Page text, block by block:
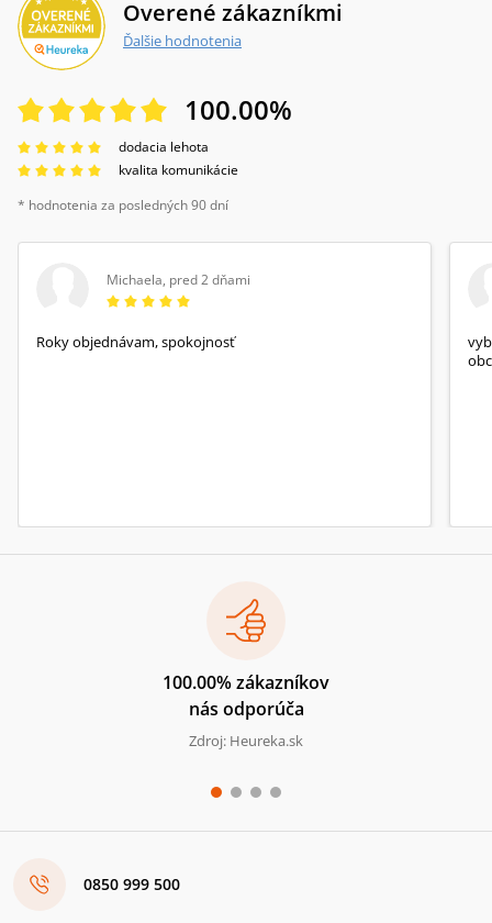
Overené zákazníkmi
Ďalšie hodnotenia
100.00%
dodacia lehota
kvalita komunikácie
* hodnotenia za posledných 90 dní
Michaela, pred 2 dňami
Roky objednávam, spokojnosť
100.00% zákazníkov
nás odporúča
Zdroj: Heureka.sk
0850 999 500